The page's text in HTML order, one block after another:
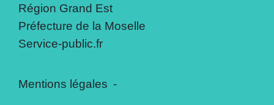
Région Grand Est
Préfecture de la Moselle
Service-public.fr
Mentions légales -